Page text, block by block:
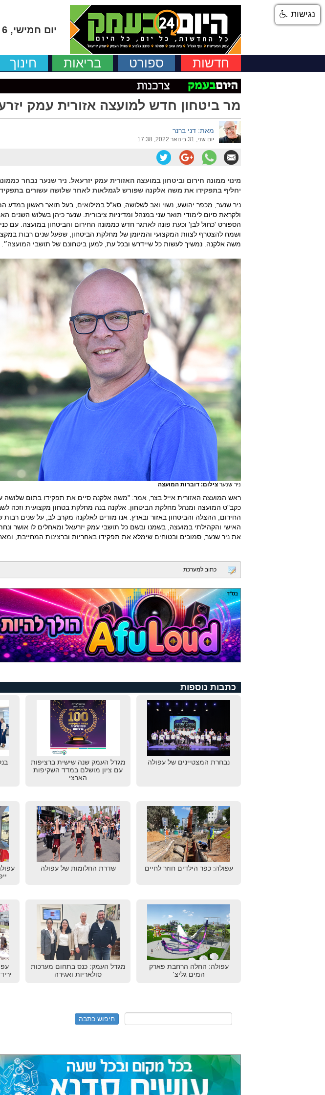
יום חמישי, 6 באוגוסט 2026
חדשות ספורט בריאות חינוך
מר ביטחון חדש למועצה אזורית עמק
מאת: דני ברנר
יום שני, 31 בינואר 2022, 17:38
מינוי ממונה חירום וביטחון במועצה האזורית עמק יזרעאל. ניר שנער נבחר
יחליף בתפקידו את משה אלקנה שפורש לגמלאות לאחר שלושה עשורים בתפקיד
ניר שנער, מכפר יהושע, נשוי ואב לשלושה, סא"ל במילואים, בעל תואר ראשון במדע
ולקראת סיום לימודי תואר שני במנהל ומדיניות ציבורית. שנער כיהן בשלוש השנים
הספורט 'כחול לבן' וכעת פונה לאתגר חדש כממונה החירום והביטחון במועצה. עם
ושמח להצטרף לצוות המקצועי והמיומן של מחלקת הביטחון, שפעל שנים רבות
משה אלקנה. נמשיך לעשות כל שיידרש ובכל עת, למען ביטחונם של תושבי המועצה״.
ניר שנער צילום: דוברות המועצה
ראש המועצה האזורית אייל בצר, אמר: "משה אלקנה סיים את תפקידו בתום שלושה
כקב"ט המועצה ומנהל מחלקת הביטחון. אלקנה בנה מחלקת בטחון מקצועית וזכה
החירום, ההצלה והביטחון באזור ובארץ. אנו מודים לאלקנה מקרב לב, על שנים רבות
האישי והקהילתי במועצה, בשמנו ובשם כל תושבי עמק יזרעאל ומאחלים לו אושר
את ניר שנער, סמוכים ובטוחים שימלא את תפקידו באחריות וברצינות המחייבת,
כתוב למערכת
כתבות נוספות
נבחרת המצטיינים של עפולה
מגדל העמק שנה שישית ברציפות
עם ציון מושלם במדד השקיפות
הארצי
עפולה: כפר הילדים חוזר לחיים שדרת החלומות של עפולה
עפולה: החלה הרחבת פארק
המים גליצ'
מגדל העמק: כנס בתחום מערכות
סולאריות ואגירה
נגישות